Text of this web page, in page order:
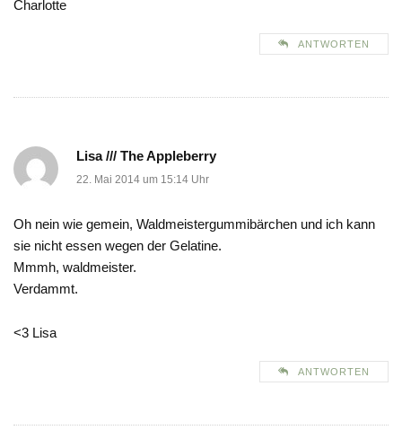
Charlotte
ANTWORTEN
Lisa /// The Appleberry
22. Mai 2014 um 15:14 Uhr
Oh nein wie gemein, Waldmeistergummibärchen und ich kann
sie nicht essen wegen der Gelatine.
Mmmh, waldmeister.
Verdammt.
<3 Lisa
ANTWORTEN